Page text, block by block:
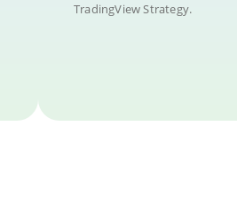
TradingView Strategy.